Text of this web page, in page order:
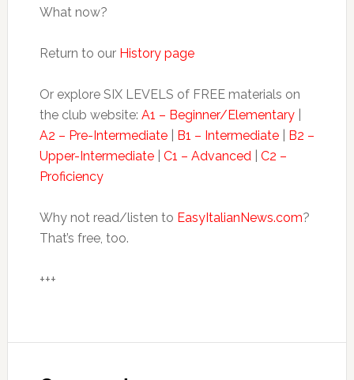
What now?
Return to our History page
Or explore SIX LEVELS of FREE materials on
the club website: A1 – Beginner/Elementary|
A2 – Pre-Intermediate| B1 – Intermediate| B2 –
Upper-Intermediate| C1 – Advanced| C2 –
Proficiency
Why not read/listen to EasyItalianNews.com?
That’s free, too.
+++